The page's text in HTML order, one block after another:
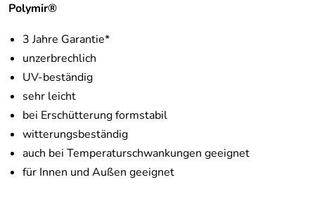
Polymir®
3 Jahre Garantie*
unzerbrechlich
UV-beständig
sehr leicht
bei Erschütterung formstabil
witterungsbeständig
auch bei Temperaturschwankungen geeignet
für Innen und Außen geeignet